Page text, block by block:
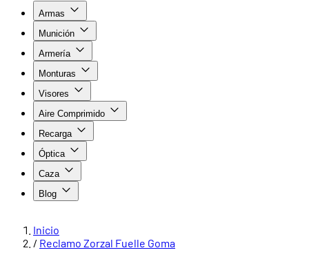
Armas
Munición
Armería
Monturas
Visores
Aire Comprimido
Recarga
Óptica
Caza
Blog
Inicio
/ Reclamo Zorzal Fuelle Goma